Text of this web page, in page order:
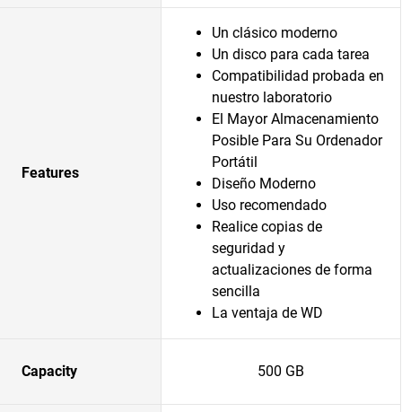
Features
Un clásico moderno
Un disco para cada tarea
Compatibilidad probada en
nuestro laboratorio
El Mayor Almacenamiento
Posible Para Su Ordenador
Portátil
Diseño Moderno
Uso recomendado
Realice copias de
seguridad y
actualizaciones de forma
sencilla
La ventaja de WD
Capacity 500 GB